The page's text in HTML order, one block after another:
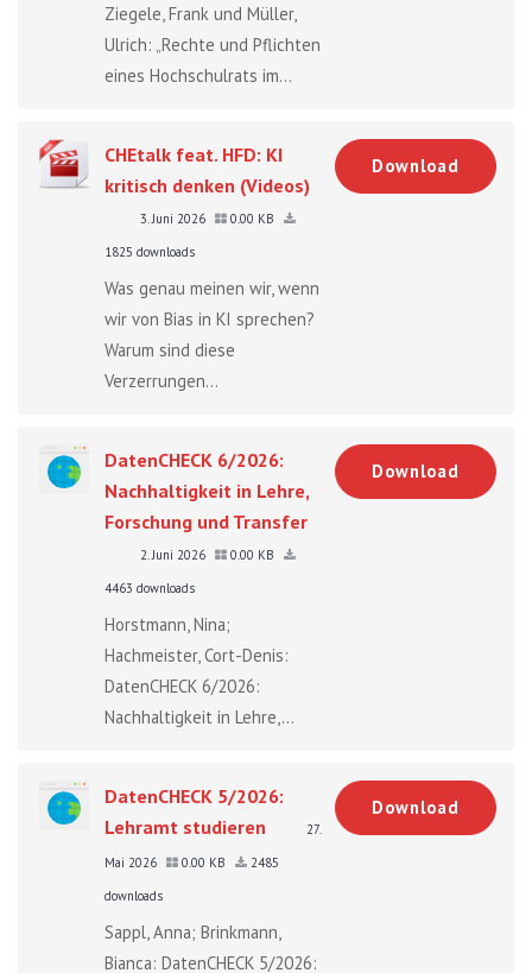
Ziegele, Frank und Müller,
Ulrich: „Rechte und Pflichten
eines Hochschulrats im...
CHEtalk feat. HFD: KI
kritisch denken (Videos)
3. Juni 2026
0.00 KB
1825 downloads
Was genau meinen wir, wenn
wir von Bias in KI sprechen?
Warum sind diese
Verzerrungen...
Download
DatenCHECK 6/2026:
Nachhaltigkeit in Lehre,
Forschung und Transfer
2. Juni 2026
0.00 KB
4463 downloads
Horstmann, Nina;
Hachmeister, Cort-Denis:
DatenCHECK 6/2026:
Nachhaltigkeit in Lehre,...
Download
DatenCHECK 5/2026:
Lehramt studieren
27.
Mai 2026
0.00 KB
2485
downloads
Sappl, Anna; Brinkmann,
Bianca: DatenCHECK 5/2026:
Download